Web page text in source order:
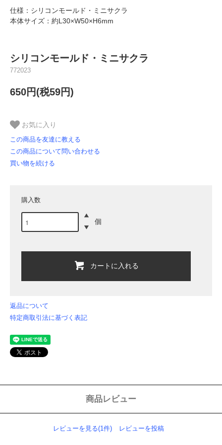
仕様：シリコンモールド・ミニサクラ
本体サイズ：約L30×W50×H6mm
シリコンモールド・ミニサクラ
772023
650円(税59円)
お気に入り
この商品を友達に教える
この商品について問い合わせる
買い物を続ける
購入数
個
カートに入れる
返品について
特定商取引法に基づく表記
商品レビュー
レビューを見る(1件) レビューを投稿